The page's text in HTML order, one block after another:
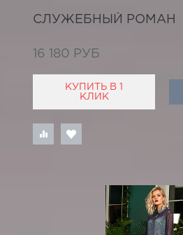
СЛУЖЕБНЫЙ РОМАН
16 180 РУБ
КУПИТЬ В 1
КЛИК